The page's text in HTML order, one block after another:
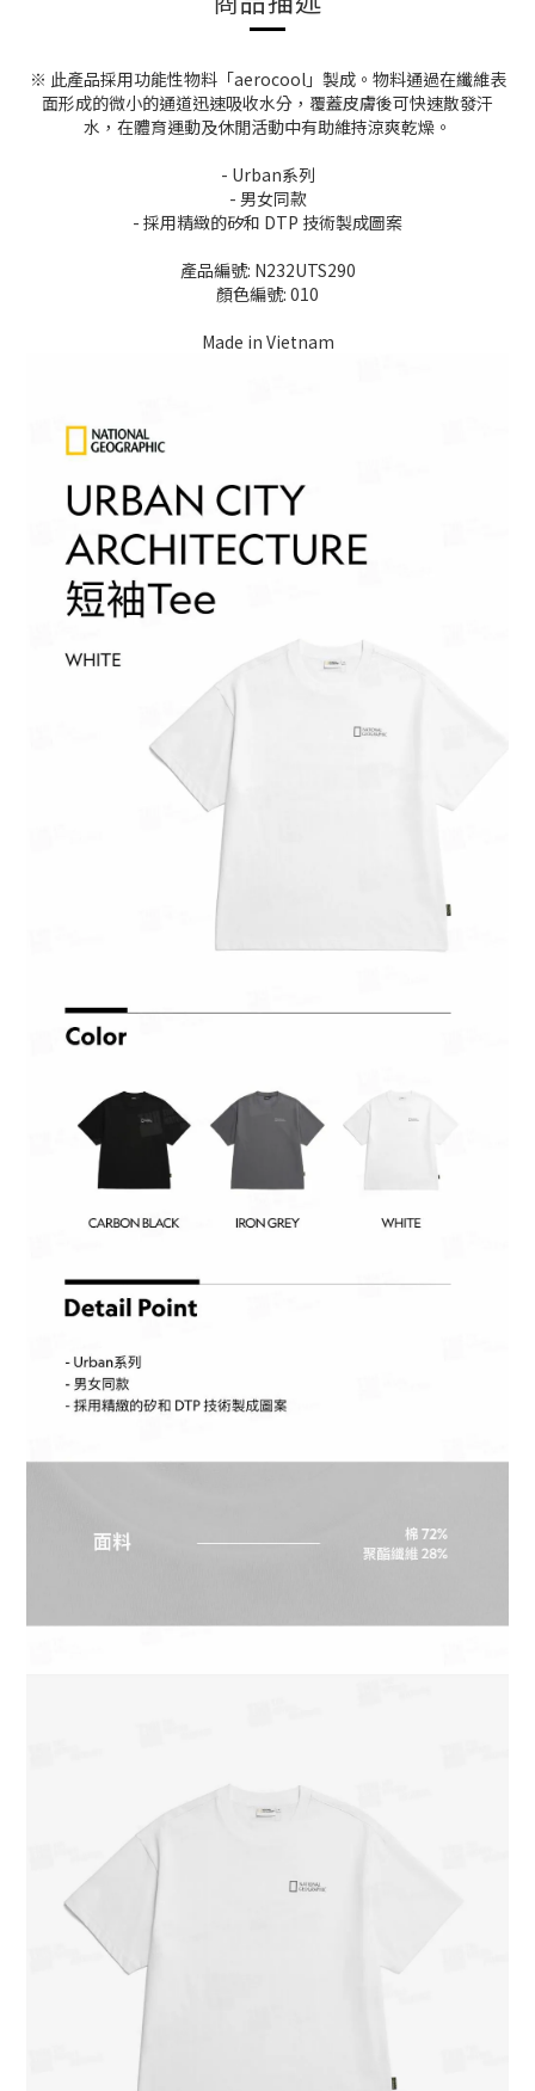
※ 此產品採用功能性物料「aerocool」製成。物料通過在纖維表
面形成的微小的通道迅速吸收水分，覆蓋皮膚後可快速散發汗
水，在體育運動及休閒活動中有助維持涼爽乾燥。
- Urban系列
- 男女同款
- 採用精緻的矽和 DTP 技術製成圖案
產品編號: N232UTS290
顏色編號: 010
Made in Vietnam